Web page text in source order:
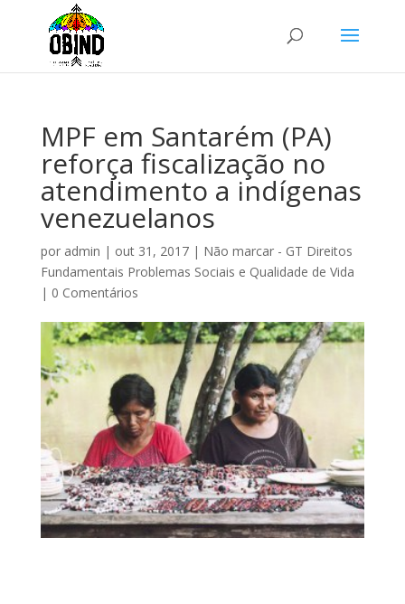
MPF em Santarém (PA)
reforça fiscalização no
atendimento a indígenas
venezuelanos
por admin | out 31, 2017| Não marcar - GT Direitos
Fundamentais Problemas Sociais e Qualidade de Vida
| 0 Comentários